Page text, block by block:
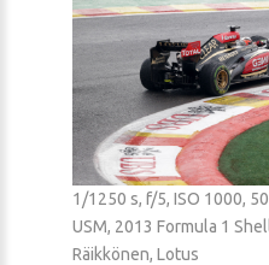
1/1250 s, f/5, ISO 1000,
USM, 2013 Formula 1
Räikkönen, Lotus